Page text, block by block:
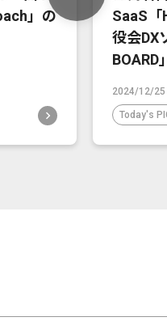
」の
SaaS
役会DX
2024/12/25
Today's